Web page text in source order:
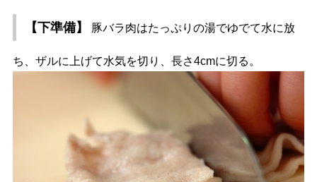
【下準備】 豚バラ肉はたっぷりの湯でゆでて水に放
ち、ザルに上げて水気を切り、長さ4cmに切る。